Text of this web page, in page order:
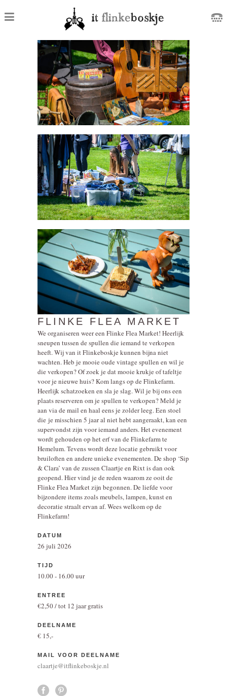
FLINKE FLEA MARKET
We organiseren weer een Flinke Flea Market! Heerlijk
sneupen tussen de spullen die iemand te verkopen
heeft. Wij van it Flinkeboskje kunnen bijna niet
wachten. Heb je mooie oude vintage spullen en wil je
die verkopen? Of zoek je dat mooie krukje of tafeltje
voor je nieuwe huis? Kom langs op de Flinkefarm.
Heerlijk schatzoeken en sla je slag. Wil je bij ons een
plaats reserveren om je spullen te verkopen? Meld je
aan via de mail en haal eens je zolder leeg. Een stoel
die je misschien 5 jaar al niet hebt aangeraakt, kan een
supervondst zijn voor iemand anders. Het evenement
wordt gehouden op het erf van de Flinkefarm te
Hemelum. Tevens wordt deze locatie gebruikt voor
bruiloften en andere unieke evenementen. De shop ‘Sip
& Clara’ van de zussen Claartje en Rixt is dan ook
geopend. Hier vind je de reden waarom ze ooit de
Flinke Flea Market zijn begonnen. De liefde voor
bijzondere items zoals meubels, lampen, kunst en
decoratie straalt ervan af. Wees welkom op de
Flinkefarm!
DATUM
26 juli 2026
TIJD
10.00 - 16.00 uur
ENTREE
€2,50 / tot 12 jaar gratis
DEELNAME
€ 15,-
MAIL VOOR DEELNAME
claartje@itflinkeboskje.nl